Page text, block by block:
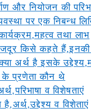
और नियोजन की
पर एक निबन्ध
तथा लाभ
किसे कहते
अर्थ है इसके
प्रणेता कौन थे
व विशेषताएं
है,अर्थ,उद्देश्य व विशेताएं